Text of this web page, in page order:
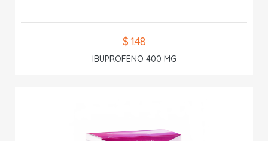
$ 1.48
IBUPROFENO 400 MG